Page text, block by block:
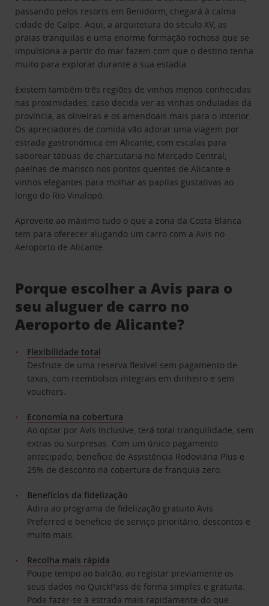
passando pelos resorts em Benidorm, chegará à calma
cidade de Calpe. Aqui, a arquitetura do século XV, as
praias tranquilas e uma enorme formação rochosa que se
impulsiona a partir do mar fazem com que o destino tenha
muito para explorar durante a sua estadia.
Existem também três regiões de vinhos menos conhecidas
nas proximidades, caso decida ver as vinhas onduladas da
província, as oliveiras e os amendoais mais para o interior.
Os apreciadores de comida vão adorar uma viagem por
estrada gastronómica em Alicante, com escalas para
saborear tábuas de charcutaria no Mercado Central,
paelhas de marisco nos pontos quentes de Alicante e
vinhos elegantes para molhar as papilas gustativas ao
longo do Rio Vinalopó.
Aproveite ao máximo tudo o que a zona da Costa Blanca
tem para oferecer alugando um carro com a Avis no
Aeroporto de Alicante.
Porque escolher a Avis para o
seu aluguer de carro no
Aeroporto de Alicante?
Flexibilidade total
Desfrute de uma reserva flexível sem pagamento de
taxas, com reembolsos integrais em dinheiro e sem
vouchers.
Economia na cobertura
Ao optar por Avis Inclusive, terá total tranquilidade, sem
extras ou surpresas. Com um único pagamento
antecipado, beneficie de Assistência Rodoviária Plus e
25% de desconto na cobertura de franquia zero.
Benefícios da fidelização
Adira ao programa de fidelização gratuito Avis
Preferred e beneficie de serviço prioritário, descontos e
muito mais.
Recolha mais rápida
Poupe tempo ao balcão, ao registar previamente os
seus dados no QuickPass de forma simples e gratuita.
Pode fazer-se à estrada mais rapidamente do que